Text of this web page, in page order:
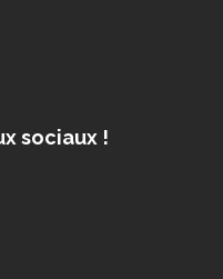
sociaux !